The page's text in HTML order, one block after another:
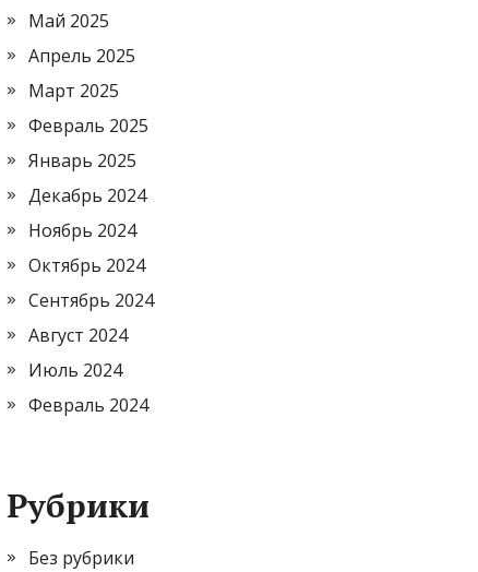
Май 2025
Апрель 2025
Март 2025
Февраль 2025
Январь 2025
Декабрь 2024
Ноябрь 2024
Октябрь 2024
Сентябрь 2024
Август 2024
Июль 2024
Февраль 2024
Рубрики
Без рубрики